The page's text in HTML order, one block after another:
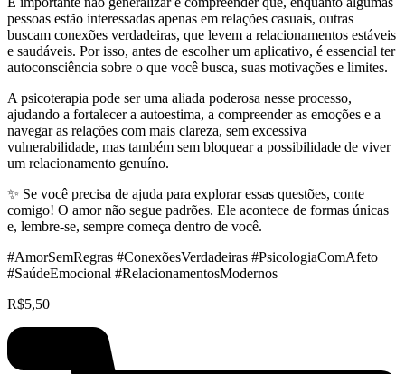
pessoas estão interessadas apenas em relações casuais, outras
buscam conexões verdadeiras, que levem a relacionamentos estáveis
e saudáveis. Por isso, antes de escolher um aplicativo, é essencial ter
autoconsciência sobre o que você busca, suas motivações e limites.
A psicoterapia pode ser uma aliada poderosa nesse processo,
ajudando a fortalecer a autoestima, a compreender as emoções e a
navegar as relações com mais clareza, sem excessiva
vulnerabilidade, mas também sem bloquear a possibilidade de viver
um relacionamento genuíno.
✨ Se você precisa de ajuda para explorar essas questões, conte
comigo! O amor não segue padrões. Ele acontece de formas únicas
e, lembre-se, sempre começa dentro de você.
#AmorSemRegras #ConexõesVerdadeiras #PsicologiaComAfeto
#SaúdeEmocional #RelacionamentosModernos
R$5,50